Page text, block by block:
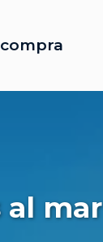
al mar